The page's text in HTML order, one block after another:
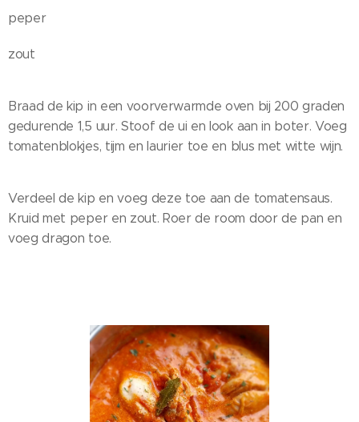
peper
zout
Braad de kip in een voorverwarmde oven bij 200 graden
gedurende 1,5 uur. Stoof de ui en look aan in boter. Voeg
tomatenblokjes, tijm en laurier toe en blus met witte wijn.
Verdeel de kip en voeg deze toe aan de tomatensaus.
Kruid met peper en zout. Roer de room door de pan en
voeg dragon toe.